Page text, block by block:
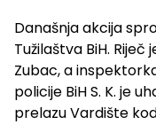
Današnja akcija
Tužilaštva BiH.
Zubac, a
policije BiH S. K. je
prelazu Vardište